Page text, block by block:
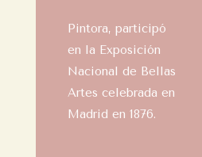
Pintora, participó
en la Exposición
Nacional de Bellas
Artes celebrada en
Madrid en 1876.